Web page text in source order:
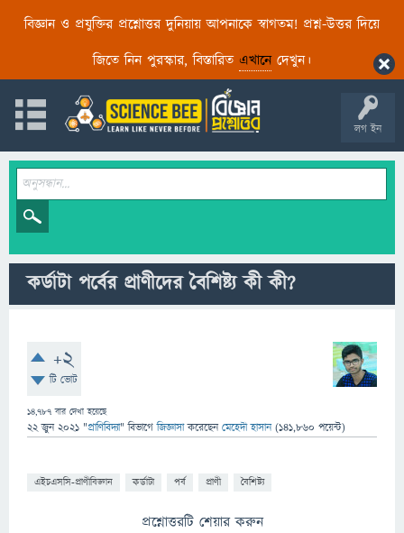
বিজ্ঞান ও প্রযুক্তির প্রশ্নোত্তর দুনিয়ায় আপনাকে স্বাগতম! প্রশ্ন-উত্তর দিয়ে
জিতে নিন পুরস্কার, বিস্তারিত এখানেদেখুন।
লগ ইন
কর্ডাটা পর্বের প্রাণীদের বৈশিষ্ট্য কী কী?
+2
টি ভোট
14,787 বার দেখা হয়েছে
22 জুন 2021 "প্রাণিবিদ্যা" বিভাগে জিজ্ঞাসাকরেছেনমেহেদী হাসান (141,860 পয়েন্ট)
এইচএসসি-প্রাণীবিজ্ঞান কর্ডাটা পর্ব প্রাণী বৈশিষ্ট্য
প্রশ্নোত্তরটি শেয়ার করুন